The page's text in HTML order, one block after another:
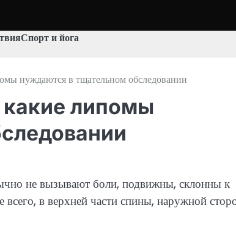
Спорт и йога
нуждаются в тщательном обследовании
какие липомы
не вызывают боли, подвижны, склонны к
в верхней части спины, наружной